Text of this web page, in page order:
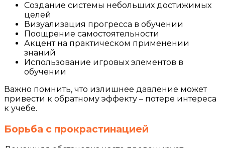
Создание системы небольших достижимых
целей
Визуализация прогресса в обучении
Поощрение самостоятельности
Акцент на практическом применении
знаний
Использование игровых элементов в
обучении
Важно помнить, что излишнее давление может
привести к обратному эффекту – потере интереса
к учебе.
Борьба с прокрастинацией